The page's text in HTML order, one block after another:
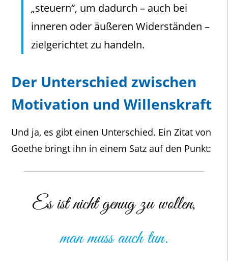
„steuern“, um dadurch – auch bei
inneren oder äußeren Widerständen –
zielgerichtet zu handeln.
Der Unterschied zwischen
Motivation und Willenskraft
Und ja, es gibt einen Unterschied. Ein Zitat von
Goethe bringt ihn in einem Satz auf den Punkt:
Es ist nicht genug zu wollen,
man muss auch tun.